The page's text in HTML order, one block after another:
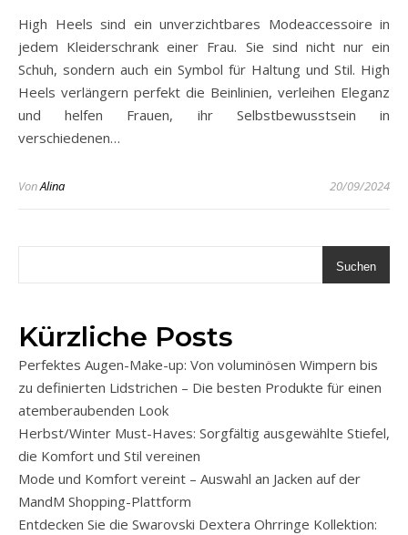
High Heels sind ein unverzichtbares Modeaccessoire in
jedem Kleiderschrank einer Frau. Sie sind nicht nur ein
Schuh, sondern auch ein Symbol für Haltung und Stil. High
Heels verlängern perfekt die Beinlinien, verleihen Eleganz
und helfen Frauen, ihr Selbstbewusstsein in
verschiedenen…
VonAlina 20/09/2024
Suchen
Kürzliche Posts
Perfektes Augen-Make-up: Von voluminösen Wimpern bis
zu definierten Lidstrichen – Die besten Produkte für einen
atemberaubenden Look
Herbst/Winter Must-Haves: Sorgfältig ausgewählte Stiefel,
die Komfort und Stil vereinen
Mode und Komfort vereint – Auswahl an Jacken auf der
MandM Shopping-Plattform
Entdecken Sie die Swarovski Dextera Ohrringe Kollektion: